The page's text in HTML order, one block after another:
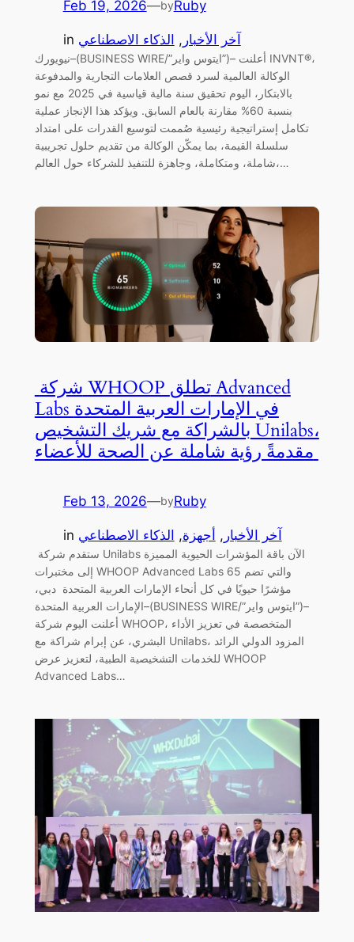
Feb 19, 2026—byRuby
in آخر الأخبار , الذكاء الاصطناعي
نيويورك–(BUSINESS WIRE/”ايتوس واير”)– أعلنت INVNT®،
الوكالة العالمية لسرد قصص العلامات التجارية والمدفوعة
بالابتكار، اليوم تحقيق سنة مالية قياسية في 2025 مع نمو
بنسبة 60% مقارنة بالعام السابق. ويؤكد هذا الإنجاز عملية
تكامل إستراتيجية رئيسية صُممت لتوسيع القدرات على امتداد
سلسلة القيمة، بما يمكّن الوكالة من تقديم حلول تجريبية
شاملة، ومتكاملة، وجاهزة للتنفيذ للشركاء حول العالم،…
Labs في الإمارات العربية المتحدة
بالشراكة مع شريك التشخيص Unilabs،
Feb 13, 2026—byRuby
in آخر الأخبار , أجهزة, الذكاء الاصطناعي
إلى مختبرات WHOOP Advanced Labs والتي تضم 65
مؤشرًا حيويًا في كل أنحاء الإمارات العربية المتحدة دبي،
الإمارات العربية المتحدة–(BUSINESS WIRE/”ايتوس واير”)–
أعلنت اليوم شركة WHOOP، المتخصصة في تعزيز الأداء
البشري، عن إبرام شراكة مع Unilabs، المزود الدولي الرائد
للخدمات التشخيصية الطبية، لتعزيز عرض WHOOP
Advanced Labs…